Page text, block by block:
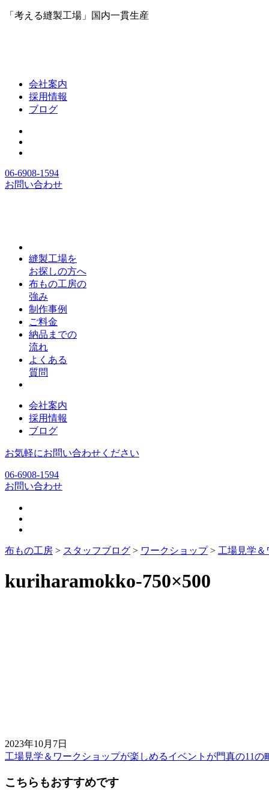
「考える縫製工場」国内一貫生産
会社案内
採用情報
ブログ
06-6908-1594
お問い合わせ
縫製工場を
お探しの方へ
布もの工房の
強み
制作事例
ご料金
納品までの
流れ
よくある
質問
会社案内
採用情報
ブログ
お気軽にお問い合わせください
06-6908-1594
お問い合わせ
布もの工房 > スタッフブログ > ワークショップ> 工場見学＆
kuriharamokko-750×500
2023年10月7日
前
後
工場見学＆ワークショップが楽しめるイベントが門真の11の
こちらもおすすめです